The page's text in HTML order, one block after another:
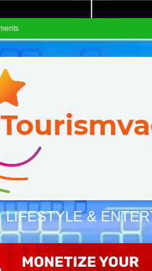
LIFESTYLE &